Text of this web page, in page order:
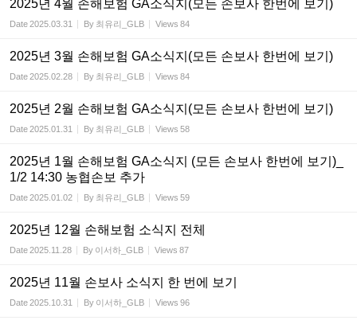
2025년 4월 손해보험 GA소식지(모든 손보사 한번에 보기)
Date2025.03.31 By 최유리_GLB Views 84
2025년 3월 손해보험 GA소식지(모든 손보사 한번에 보기)
Date2025.02.28 By 최유리_GLB Views 84
2025년 2월 손해보험 GA소식지(모든 손보사 한번에 보기)
Date2025.01.31 By 최유리_GLB Views 58
2025년 1월 손해보험 GA소식지 (모든 손보사 한번에 보기)_
1/2 14:30 농협손보 추가
Date2025.01.02 By 최유리_GLB Views 59
2025년 12월 손해보험 소식지 전체
Date2025.11.28 By 이서하_GLB Views 87
2025년 11월 손보사 소식지 한 번에 보기
Date2025.10.31 By 이서하_GLB Views 96